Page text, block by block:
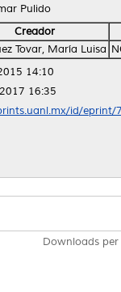
Pulido
Creador
Tovar, María Luisa
14:10
16:35
id/eprint/
Downloads